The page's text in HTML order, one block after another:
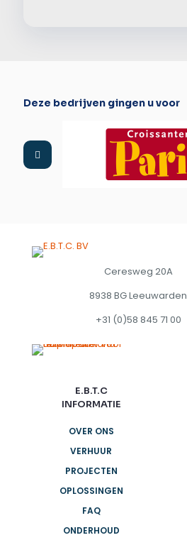
Deze bedrijven gingen u voor
Ceresweg 20A
8938 BG Leeuwarden
+31 (0)58 845 71 00
E.B.T.C
INFORMATIE
OVER ONS
VERHUUR
PROJECTEN
OPLOSSINGEN
FAQ
ONDERHOUD